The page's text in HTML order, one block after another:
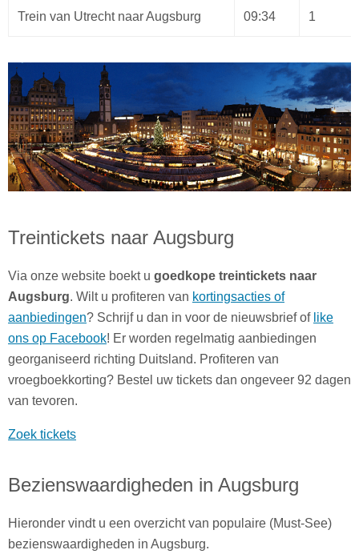
Trein van Utrecht naar Augsburg 09:34 1
Treintickets naar Augsburg
Via onze website boekt u goedkope treintickets naar
Augsburg. Wilt u profiteren van kortingsacties of
aanbiedingen? Schrijf u dan in voor de nieuwsbrief of like
ons op Facebook! Er worden regelmatig aanbiedingen
georganiseerd richting Duitsland. Profiteren van
vroegboekkorting? Bestel uw tickets dan ongeveer 92 dagen
van tevoren.
Zoek tickets
Bezienswaardigheden in Augsburg
Hieronder vindt u een overzicht van populaire (Must-See)
bezienswaardigheden in Augsburg.